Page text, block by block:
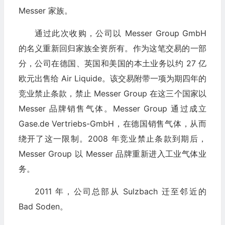
Messer 家族。
通过此次收购，公司以 Messer Group GmbH
的名义重新回归家族全资所有。作为这笔交易的一部
分，公司在德国、英国和美国的本土业务以约 27 亿
欧元出售给 Air Liquide。该交易附带一项为期四年的
竞业禁止条款，禁止 Messer Group 在这三个国家以
Messer 品牌销售气体。Messer Group 通过成立
Gase.de Vertriebs-GmbH，在德国销售气体，从而
绕开了这一限制。2008 年竞业禁止条款到期后，
Messer Group 以 Messer 品牌重新进入工业气体业
务。
2011 年，公司总部从 Sulzbach 迁至邻近的
Bad Soden。